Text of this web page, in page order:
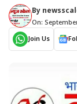
By
On:
Join Us